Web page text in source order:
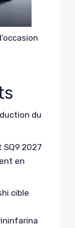
du
SQ9 2027
en
cible